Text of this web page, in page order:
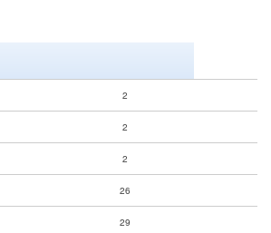
2
2
2
26
29